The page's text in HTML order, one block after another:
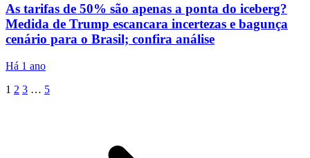
As tarifas de 50% são apenas a ponta do iceberg?
Medida de Trump escancara incertezas e bagunça
cenário para o Brasil; confira análise
Há 1 ano
1 2 3 … 5